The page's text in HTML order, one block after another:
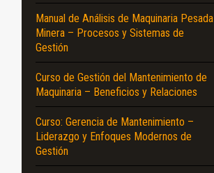
Manual de Análisis de Maquinaria Pesada
Minera – Procesos y Sistemas de
Gestión
Curso de Gestión del Mantenimiento de
Maquinaria – Beneficios y Relaciones
Curso: Gerencia de Mantenimiento –
Liderazgo y Enfoques Modernos de
Gestión